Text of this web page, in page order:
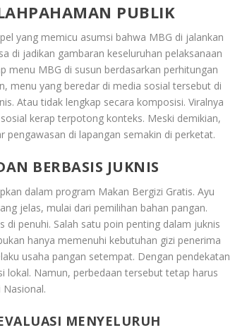
PUBLIK
yang memicu asumsi bahwa MBG di jalankan
di jadikan gambaran keseluruhan pelaksanaan
menu MBG di susun berdasarkan perhitungan
menu yang beredar di media sosial tersebut di
Atau tidak lengkap secara komposisi. Viralnya
kerap terpotong konteks. Meski demikian,
pengawasan di lapangan semakin di perketat.
BERBASIS JUKNIS
dalam program Makan Bergizi Gratis. Ayu
jelas, mulai dari pemilihan bahan pangan.
di penuhi. Salah satu poin penting dalam juknis
hanya memenuhi kebutuhan gizi penerima
usaha pangan setempat. Dengan pendekatan
lokal. Namun, perbedaan tersebut tetap harus
MENYELURUH